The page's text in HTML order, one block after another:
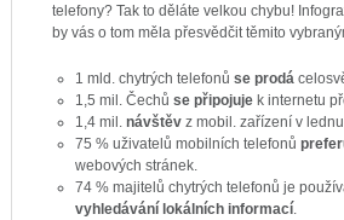
telefony? Tak to děláte velkou chybu!
by vás o tom měla přesvědčit těmito
1 mld. chytrých telefonů se prodá
1,5 mil. Čechů se připojujek internetu
1,4 mil. návštěvz mobil. zařízení v
75 % uživatelů mobilních telefonů
webových stránek.
74 % majitelů chytrých telefonů je
vyhledávání lokálních informací.